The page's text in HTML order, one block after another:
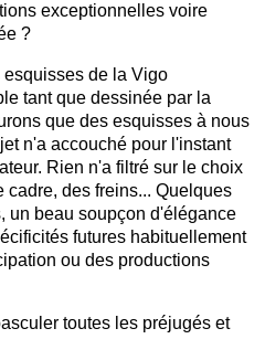
exceptionnelles voire
?
esquisses de la Vigo
tant que dessinée par la
que des esquisses à nous
n'a accouché pour l'instant
Rien n'a filtré sur le choix
des freins... Quelques
un beau soupçon d'élégance
futures habituellement
ou des productions
toutes les préjugés et